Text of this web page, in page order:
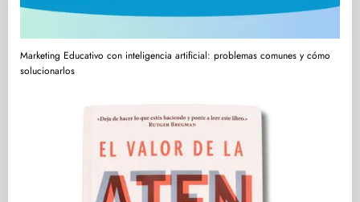
Marketing Educativo con inteligencia artificial: problemas comunes y cómo
solucionarlos